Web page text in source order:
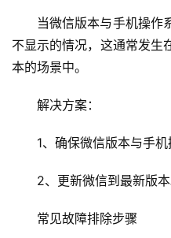
C
当微信版本与手机操作
不显示的情况，这通常发生
本的场景中。
解决方案：
1、确保微信版本与手机
2、更新微信到最新版本
常见故障排除步骤